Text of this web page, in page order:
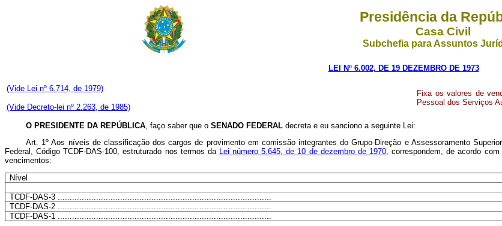
Presidência da
Casa Civil
Subchefia para Assuntos
LEI Nº 6.002, DE 19 DEZEMBRO DE 1973
(Vide Lei nº 6.714, de 1979)
(Vide Decreto-lei nº 2.263, de 1985)
Fixa os valores de
Pessoal dos Serviços
O PRESIDENTE DA REPÚBLICA, faço saber que o SENADO FEDERAL decreta e eu sanciono a seguinte Lei:
Art. 1º Aos níveis de classificação dos cargos de provimento em comissão integrantes do Grupo-Direção e Assessoramento
Federal, Código TCDF-DAS-100, estruturado nos termos da Lei número 5.645, de 10 de dezembro de 1970, correspondem, de acordo com
vencimentos:
Nível
TCDF-DAS-3 .........................................................................................
TCDF-DAS-2 .........................................................................................
TCDF-DAS-1 .........................................................................................